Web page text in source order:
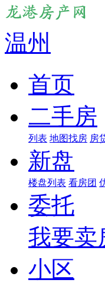
温州
首页
二手房
列表 地图找房 房
新盘
楼盘列表 看房团
委托
我要卖
小区